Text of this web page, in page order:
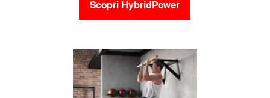
Scopri HybridPower